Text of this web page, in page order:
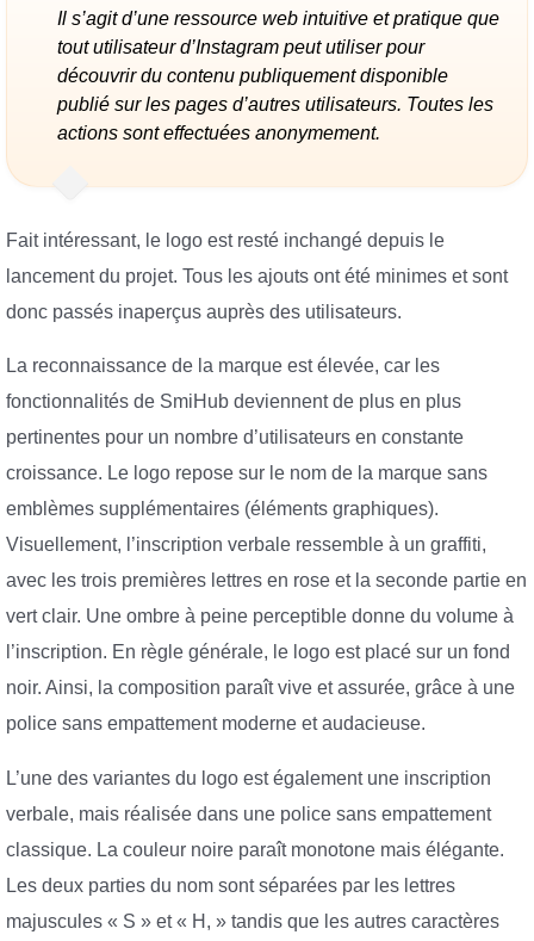
Il s’agit d’une ressource web intuitive et pratique que
tout utilisateur d’Instagram peut utiliser pour
découvrir du contenu publiquement disponible
publié sur les pages d’autres utilisateurs. Toutes les
actions sont effectuées anonymement.
Fait intéressant, le logo est resté inchangé depuis le
lancement du projet. Tous les ajouts ont été minimes et sont
donc passés inaperçus auprès des utilisateurs.
La reconnaissance de la marque est élevée, car les
fonctionnalités de SmiHub deviennent de plus en plus
pertinentes pour un nombre d’utilisateurs en constante
croissance. Le logo repose sur le nom de la marque sans
emblèmes supplémentaires (éléments graphiques).
Visuellement, l’inscription verbale ressemble à un graffiti,
avec les trois premières lettres en rose et la seconde partie en
vert clair. Une ombre à peine perceptible donne du volume à
l’inscription. En règle générale, le logo est placé sur un fond
noir. Ainsi, la composition paraît vive et assurée, grâce à une
police sans empattement moderne et audacieuse.
L’une des variantes du logo est également une inscription
verbale, mais réalisée dans une police sans empattement
classique. La couleur noire paraît monotone mais élégante.
Les deux parties du nom sont séparées par les lettres
majuscules « S » et « H, » tandis que les autres caractères